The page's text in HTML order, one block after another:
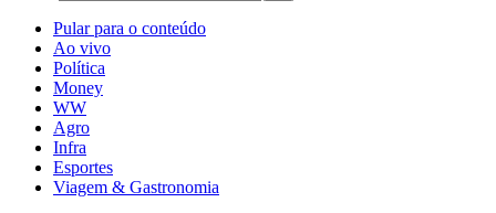
Pular para o conteúdo
Ao vivo
Política
Money
WW
Agro
Infra
Esportes
Viagem & Gastronomia